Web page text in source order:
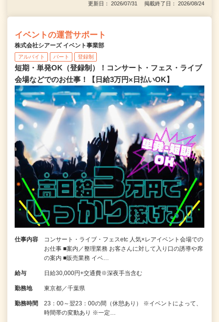
更新日： 2026/07/31 掲載終了日： 2026/08/24
イベントの運営サポート
株式会社シアーズ イベント事業部
アルバイト パート 登録制
短期・単発OK（登録制）！コンサート・フェス・ライブ
会場などでのお仕事！【日給3万円×日払いOK】
仕事内容
コンサート・ライブ・フェスetc 人気×レアイベント会場での
お仕事 ■案内／整理業務 お客さんに対して入り口の誘導や席
の案内 ■販売業務 イベ…
給与 日給30,000円+交通費※深夜手当含む
勤務地 東京都／千葉県
勤務時間
23：00～翌23：00の間（休憩あり） ※イベントによって、
時間帯の変動あり ※一定…